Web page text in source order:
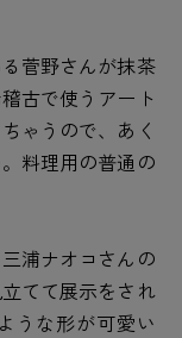
菅野さんが抹茶
古で使うアート
ゃうので、あく
料理用の普通の
浦ナオコさんの
てて展示をされ
うな形が可愛い